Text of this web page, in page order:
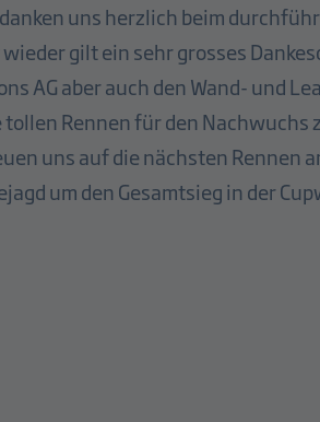
uns herzlich beim
gilt ein sehr grosses
AG aber auch den Wand- und
tollen Rennen für den Nachwuchs
uns auf die nächsten Rennen
um den Gesamtsieg in der